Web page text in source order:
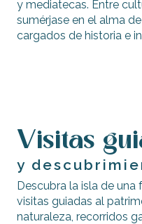
Piscina y cine
Eventos
y mediatecas. Entre
sumérjase en el alma
cargados de historia e
Visitas
y
Descubra la isla de
visitas guiadas al
naturaleza, recorridos